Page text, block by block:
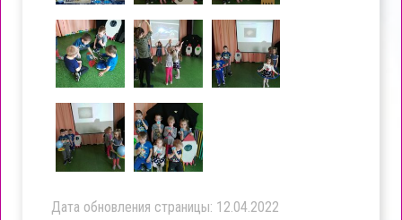
Дата обновления страницы: 12.04.2022